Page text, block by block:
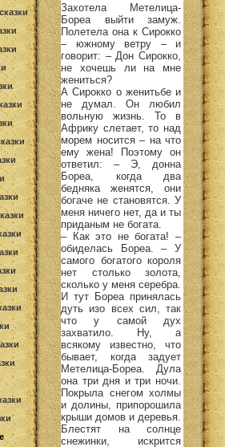
Захотела Метелица-
Бореа выйти замуж.
Полетела она к Сирокко
– южному ветру – и
говорит: – Дон Сирокко,
не хочешь ли на мне
жениться?
А Сирокко о женитьбе и
не думал. Он любил
вольную жизнь. То в
Африку слетает, то над
морем носится – на что
ему жена! Поэтому он
ответил: – Э, донна
Бореа, когда два
бедняка женятся, они
богаче не становятся. У
меня ничего нет, да и ты
приданым не богата.
– Как это не богата! –
обиделась Бореа. – У
самого богатого короля
нет столько золота,
сколько у меня серебра.
И тут Бореа принялась
дуть изо всех сил, так
что у самой дух
захватило. Ну, а
всякому известно, что
бывает, когда задует
Метелица-Бореа. Дула
она три дня и три ночи.
Покрыла снегом холмы
и долины, припорошила
крыши домов и деревья.
Блестят на солнце
снежинки, искрится